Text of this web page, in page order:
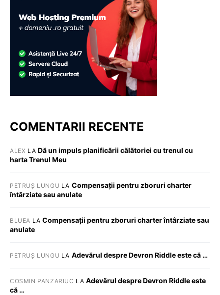
COMENTARII RECENTE
ALEX LA Dă un impuls planificării călătoriei cu trenul cu
harta Trenul Meu
PETRUȘ LUNGU LA Compensații pentru zboruri charter
întârziate sau anulate
BLUEA LACompensații pentru zboruri charter întârziate sau
anulate
PETRUȘ LUNGU LA Adevărul despre Devron Riddle este că …
COSMIN PANZARIUC LA Adevărul despre Devron Riddle este
că …